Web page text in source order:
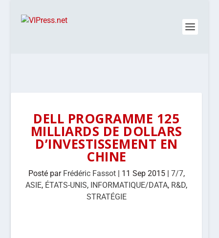
DELL PROGRAMME 125
MILLIARDS DE DOLLARS
D’INVESTISSEMENT EN
CHINE
Posté par Frédéric Fassot| 11 Sep 2015| 7/7,
ASIE, ÉTATS-UNIS, INFORMATIQUE/DATA, R&D,
STRATÉGIE